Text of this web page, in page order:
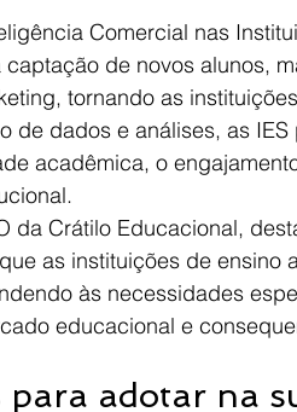
Comercial nas
de novos alunos,
tornando as
de dados e análises, as
acadêmica, o
da Crátilo Educacional,
as instituições de ensino
às necessidades
educacional e
para adotar na